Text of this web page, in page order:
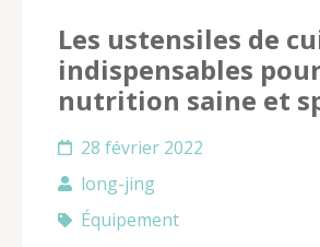
Les ustensiles de
indispensables
nutrition saine et
28 février 2022
long-jing
Équipement